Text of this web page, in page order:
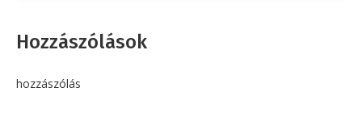
Hozzászólások
hozzászólás